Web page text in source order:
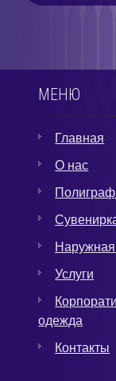
МЕНЮ
Главная
О нас
Услуги
одежда
Контакты